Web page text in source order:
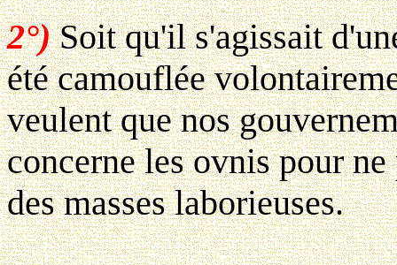
2°)Soit qu'il s'agissait
été camouflée
veulent que nos
concerne les ovnis pour
des masses laborieuses.